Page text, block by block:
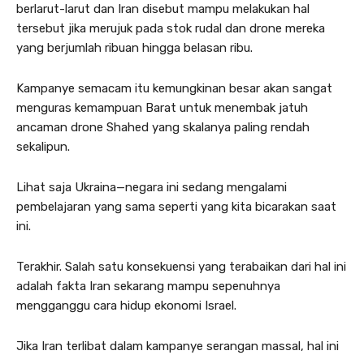
berlarut-larut dan Iran disebut mampu melakukan hal
tersebut jika merujuk pada stok rudal dan drone mereka
yang berjumlah ribuan hingga belasan ribu.
Kampanye semacam itu kemungkinan besar akan sangat
menguras kemampuan Barat untuk menembak jatuh
ancaman drone Shahed yang skalanya paling rendah
sekalipun.
Lihat saja Ukraina—negara ini sedang mengalami
pembelajaran yang sama seperti yang kita bicarakan saat
ini.
Terakhir. Salah satu konsekuensi yang terabaikan dari hal ini
adalah fakta Iran sekarang mampu sepenuhnya
mengganggu cara hidup ekonomi Israel.
Jika Iran terlibat dalam kampanye serangan massal, hal ini